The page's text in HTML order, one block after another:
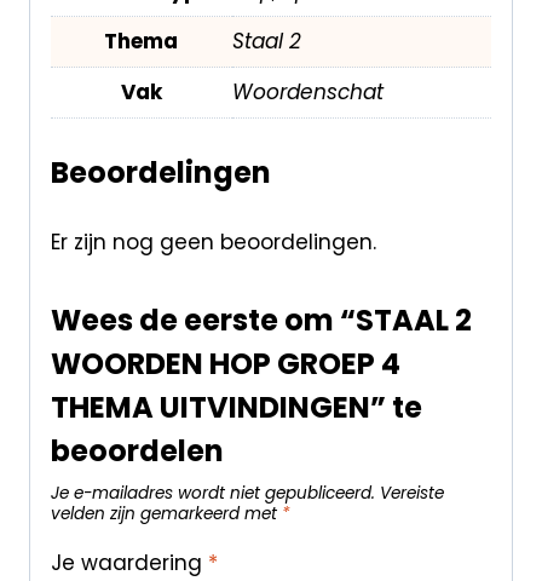
Thema
Staal 2
Vak
Woordenschat
Beoordelingen
Er zijn nog geen beoordelingen.
Wees de eerste om “STAAL 2
WOORDEN HOP GROEP 4
THEMA UITVINDINGEN” te
beoordelen
Je e-mailadres wordt niet gepubliceerd. Vereiste
velden zijn gemarkeerd met *
Je waardering *